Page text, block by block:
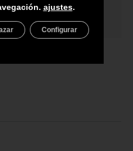
NO INCLUYE
ajustes.
Configurar